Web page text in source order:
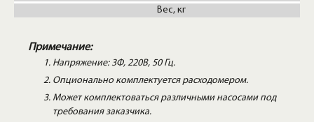
Вес, кг
Примечание:
Напряжение: 3Ф, 220В, 50 Гц.
Опционально комплектуется расходомером.
Может комплектоваться различными насосами под
требования заказчика.